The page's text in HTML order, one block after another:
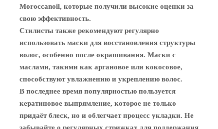
Moroccanoil, которые получили высокие оценки за
свою эффективность.
Стилисты также рекомендуют регулярно
использовать маски для восстановления структуры
волос, особенно после окрашивания. Маски с
маслами, такими как аргановое или кокосовое,
способствуют увлажнению и укреплению волос.
В последнее время популярностью пользуется
кератиновое выпрямление, которое не только
придаёт блеск, но и облегчает процесс укладки. Не